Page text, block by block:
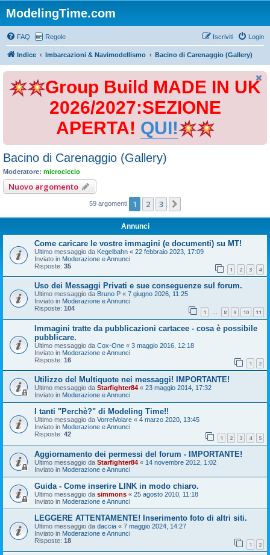
ModelingTime.com
FAQ Regole Login
Iscriviti
Indice Imbarcazioni & Navimodellismo Bacino di Carenaggio (Gallery)
Group Build MADE IN UK
2026/2027:SEZIONE
APERTA! QUI!
Bacino di Carenaggio (Gallery)
Moderatore: microciccio
Nuovo argomento
59 argomenti 1 2 3
Annunci
Come caricare le vostre immagini (e documenti) su MT!
Ultimo messaggio da Kegelbahn « 22 febbraio 2023, 17:09
Inviato in Moderazione e Annunci
Risposte: 35 1 2 3 4
Uso dei Messaggi Privati e sue conseguenze sul forum.
Ultimo messaggio da Bruno P « 7 giugno 2026, 11:25
Inviato in Moderazione e Annunci
Risposte: 104 1 … 8 9 10 11
Immagini tratte da pubblicazioni cartacee - cosa è possibile
pubblicare.
Ultimo messaggio da Cox-One « 3 maggio 2016, 12:18
Inviato in Moderazione e Annunci
Risposte: 16 1 2
Utilizzo del Multiquote nei messaggi! IMPORTANTE!
Ultimo messaggio da Starfighter84 « 23 maggio 2014, 17:32
Inviato in Moderazione e Annunci
I tanti "Perchè?" di Modeling Time!!
Ultimo messaggio da VorreiVolare « 4 marzo 2020, 13:45
Inviato in Moderazione e Annunci
Risposte: 42 1 2 3 4 5
Aggiornamento dei permessi del forum - IMPORTANTE!
Ultimo messaggio da Starfighter84 « 14 novembre 2012, 1:02
Inviato in Moderazione e Annunci
Guida - Come inserire LINK in modo chiaro.
Ultimo messaggio da simmons « 25 agosto 2010, 11:18
Inviato in Moderazione e Annunci
LEGGERE ATTENTAMENTE! Inserimento foto di altri siti.
Ultimo messaggio da daccia « 7 maggio 2024, 14:27
Inviato in Moderazione e Annunci
Risposte: 18 1 2